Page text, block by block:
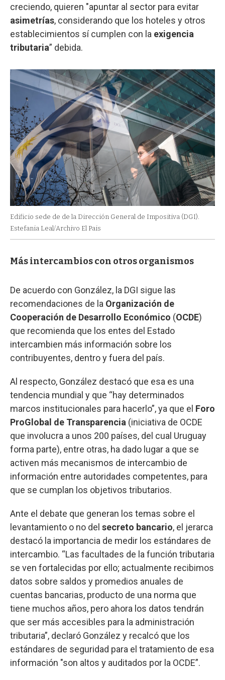
creciendo, quieren "apuntar al sector para evitar
asimetrías, considerando que los hoteles y otros
establecimientos sí cumplen con la exigencia
tributaria” debida.
Edificio sede de de la Dirección General de Impositiva (DGI).
Estefania Leal/Archivo El Pais
Más intercambios con otros organismos
De acuerdo con González, la DGI sigue las
recomendaciones de la Organización de
Cooperación de Desarrollo Económico (OCDE)
que recomienda que los entes del Estado
intercambien más información sobre los
contribuyentes, dentro y fuera del país.
Al respecto, González destacó que esa es una
tendencia mundial y que “hay determinados
marcos institucionales para hacerlo”, ya que el Foro
ProGlobal de Transparencia (iniciativa de OCDE
que involucra a unos 200 países, del cual Uruguay
forma parte), entre otras, ha dado lugar a que se
activen más mecanismos de intercambio de
información entre autoridades competentes, para
que se cumplan los objetivos tributarios.
Ante el debate que generan los temas sobre el
levantamiento o no del secreto bancario, el jerarca
destacó la importancia de medir los estándares de
intercambio. “Las facultades de la función tributaria
se ven fortalecidas por ello; actualmente recibimos
datos sobre saldos y promedios anuales de
cuentas bancarias, producto de una norma que
tiene muchos años, pero ahora los datos tendrán
que ser más accesibles para la administración
tributaria”, declaró González y recalcó que los
estándares de seguridad para el tratamiento de esa
información "son altos y auditados por la OCDE”.